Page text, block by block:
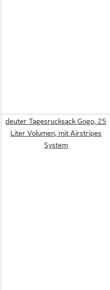
deuter Tagesrucksack Gogo, 25
Liter Volumen, mit Airstripes
System